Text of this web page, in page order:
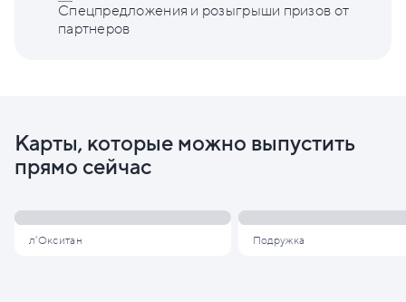
Спецпредложения и розыгрыши призов от
партнеров
Карты, которые можно выпустить
прямо сейчас
л'Окситан Подружка